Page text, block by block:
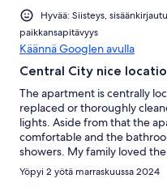
Hyvää: Siisteys,
paikkansapitävyys
Käännä Googlen avulla
Central City nice
The apartment is centrally
replaced or thoroughly
lights. Aside from that the
comfortable and the
showers. My family loved
was having a place to sleep.
Yöpyi 2 yötä marraskuussa 2024